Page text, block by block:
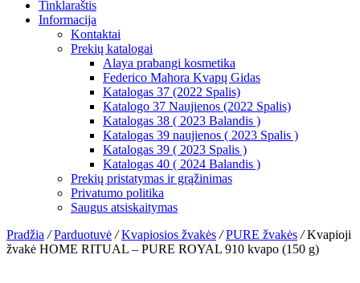
Tinklaraštis
Informacija
Kontaktai
Prekių katalogai
Alaya prabangi kosmetika
Federico Mahora Kvapų Gidas
Katalogas 37 (2022 Spalis)
Katalogo 37 Naujienos (2022 Spalis)
Katalogas 38 ( 2023 Balandis )
Katalogas 39 naujienos ( 2023 Spalis )
Katalogas 39 ( 2023 Spalis )
Katalogas 40 ( 2024 Balandis )
Prekių pristatymas ir grąžinimas
Privatumo politika
Saugus atsiskaitymas
Pradžia / Parduotuvė / Kvapiosios žvakės / PURE žvakės /Kvapioji
žvakė HOME RITUAL – PURE ROYAL 910 kvapo (150 g)